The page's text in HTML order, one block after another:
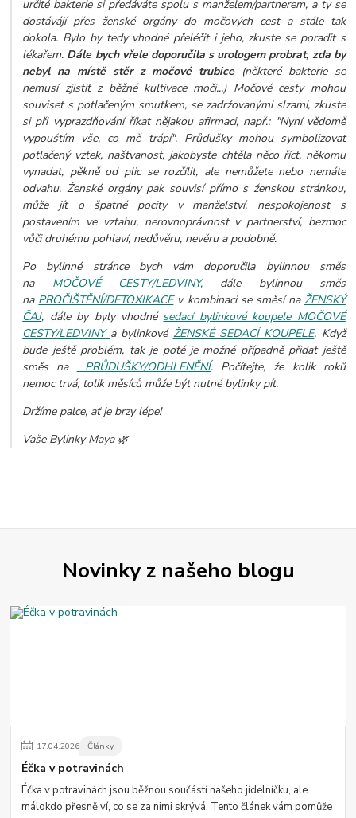
určité bakterie si předáváte spolu s manželem/partnerem, a ty se
dostávájí přes ženské orgány do močových cest a stále tak
dokola. Bylo by tedy vhodné přeléčit i jeho, zkuste se poradit s
lékařem. Dále bych vřele doporučila s urologem probrat, zda by
nebyl na místě stěr z močové trubice(některé bakterie se
nemusí zjistit z běžné kultivace moči...) Močové cesty mohou
souviset s potlačeným smutkem, se zadržovanými slzami, zkuste
si při vyprazdňování říkat nějakou afirmaci, např.: "Nyní vědomě
vypouštím vše, co mě trápí".Průdušky mohou symbolizovat
potlačený vztek, naštvanost, jakobyste chtěla něco říct, někomu
vynadat, pěkně od plic se rozčílit, ale nemůžete nebo nemáte
odvahu. Ženské orgány pak souvisí přímo s ženskou stránkou,
může jít o špatné pocity v manželství, nespokojenost s
postavením ve vztahu, nerovnoprávnost v partnerství, bezmoc
vůči druhému pohlaví, nedůvěru, nevěru a podobně.
Po bylinné stránce bych vám doporučila bylinnou směs
na MOČOVÉ CESTY/LEDVINY,dále bylinnou směs
na PROČIŠTĚNÍ/DETOXIKACEv kombinaci se směsí na ŽENSKÝ
ČAJ, dále by byly vhodné sedací bylinkové koupele MOČOVÉ
CESTY/LEDVINY a bylinkové ŽENSKÉ SEDACÍ KOUPELE. Když
bude ještě problém, tak je poté je možné případně přidat ještě
směs na
PRŮDUŠKY/ODHLENĚNÍ. Počítejte, že kolik roků
nemoc trvá, tolik měsíců může být nutné bylinky pít.
Držíme palce, ať je brzy lépe!
Vaše Bylinky Maya 🌿
Novinky z našeho blogu
17.04.2026 Články
Éčka v potravinách
Éčka v potravinách jsou běžnou součástí našeho jídelníčku, ale
málokdo přesně ví, co se za nimi skrývá. Tento článek vám pomůže